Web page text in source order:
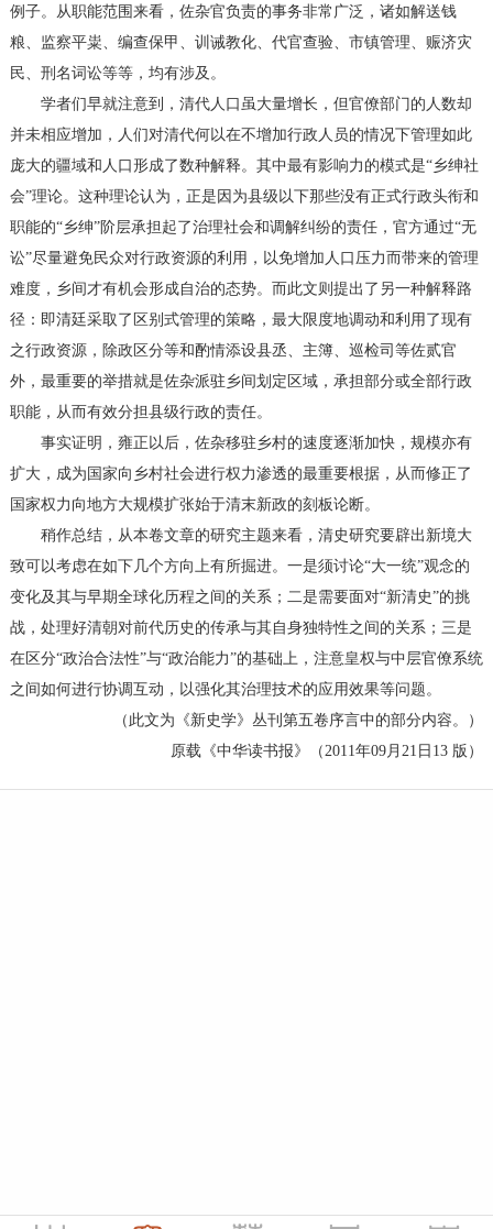
例子。从职能范围来看，佐杂官负责的事务非常广泛，诸如解送钱
粮、监察平粜、编查保甲、训诫教化、代官查验、市镇管理、赈济灾
民、刑名词讼等等，均有涉及。
学者们早就注意到，清代人口虽大量增长，但官僚部门的人数却
并未相应增加，人们对清代何以在不增加行政人员的情况下管理如此
庞大的疆域和人口形成了数种解释。其中最有影响力的模式是“乡绅社
会”理论。这种理论认为，正是因为县级以下那些没有正式行政头衔和
职能的“乡绅”阶层承担起了治理社会和调解纠纷的责任，官方通过“无
讼”尽量避免民众对行政资源的利用，以免增加人口压力而带来的管理
难度，乡间才有机会形成自治的态势。而此文则提出了另一种解释路
径：即清廷采取了区别式管理的策略，最大限度地调动和利用了现有
之行政资源，除政区分等和酌情添设县丞、主簿、巡检司等佐贰官
外，最重要的举措就是佐杂派驻乡间划定区域，承担部分或全部行政
职能，从而有效分担县级行政的责任。
事实证明，雍正以后，佐杂移驻乡村的速度逐渐加快，规模亦有
扩大，成为国家向乡村社会进行权力渗透的最重要根据，从而修正了
国家权力向地方大规模扩张始于清末新政的刻板论断。
稍作总结，从本卷文章的研究主题来看，清史研究要辟出新境大
致可以考虑在如下几个方向上有所掘进。一是须讨论“大一统”观念的
变化及其与早期全球化历程之间的关系；二是需要面对“新清史”的挑
战，处理好清朝对前代历史的传承与其自身独特性之间的关系；三是
在区分“政治合法性”与“政治能力”的基础上，注意皇权与中层官僚系统
之间如何进行协调互动，以强化其治理技术的应用效果等问题。
（此文为《新史学》丛刊第五卷序言中的部分内容。）
原载《中华读书报》（2011年09月21日13 版）